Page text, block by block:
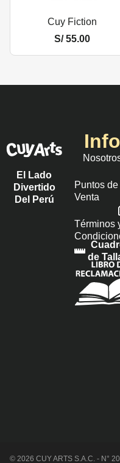
Cuy Fiction
S/55.00
El Lado
Divertido
Del Perú
Info
Puntos de
Venta
Términos
de
© 2026 CUY ARTS S.A.C. - N°